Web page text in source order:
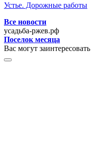
Устье. Дорожные работы
Все новости
усадьба-ржев.рф
Поселок месяца
Вас могут заинтересовать